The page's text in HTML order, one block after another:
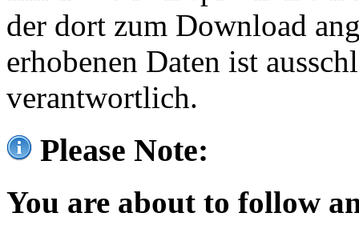
der dort zum Download
erhobenen Daten ist
verantwortlich.
Please Note:
You are about to follow